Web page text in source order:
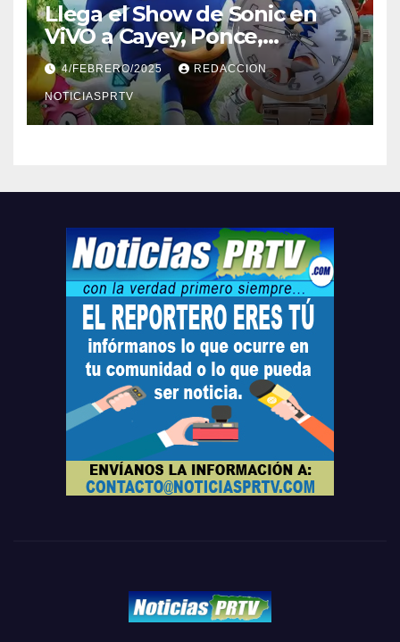
Llega el Show de Sonic en
ViVO a Cayey, Ponce,
Barceloneta y Humacao,
Relojes gratis para el que
compre ahora….
4/FEBRERO/2025 REDACCION
NOTICIASPRTV